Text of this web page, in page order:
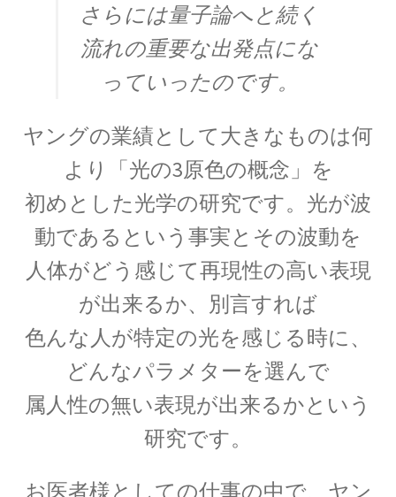
H・アルプレヒト・ベーテ
J・C・マクスウェル
【場の理論をまとめ、電磁波が光速
となる事を示した】
【アルファ線を使いリン30を実現】
さらには量子論へと続く
流れの重要な出発点にな
っていったのです。
ヤングの業績として大きなものは何
より「光の3原色の概念」を
初めとした光学の研究です。光が波
動であるという事実とその波動を
人体がどう感じて再現性の高い表現
が出来るか、別言すれば
色んな人が特定の光を感じる時に、
どんなパラメターを選んで
属人性の無い表現が出来るかという
研究です。